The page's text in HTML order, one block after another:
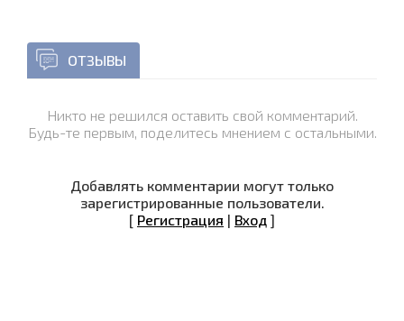
ОТЗЫВЫ
Никто не решился оставить свой комментарий.
Будь-те первым, поделитесь мнением с остальными.
Добавлять комментарии могут только
зарегистрированные пользователи.
[ Регистрация | Вход ]